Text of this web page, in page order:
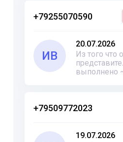
+79255070590
ИВ
20.07.2026
Из того что
выполнено
+79509772023
19.07.2026